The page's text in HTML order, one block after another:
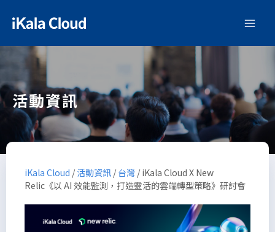
活動資訊
iKala Cloud / 活動資訊 / 台灣 / iKala Cloud X New
Relic《以 AI 效能監測，打造靈活的雲端轉型策略》研討會